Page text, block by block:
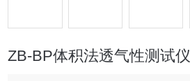
ZB-BP体积法透气性测试仪